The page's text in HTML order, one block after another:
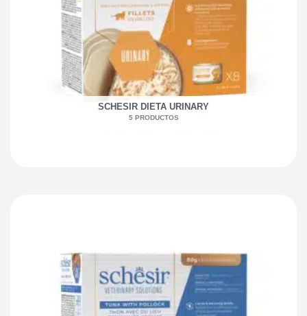
SCHESIR DIETA URINARY
5 PRODUCTOS